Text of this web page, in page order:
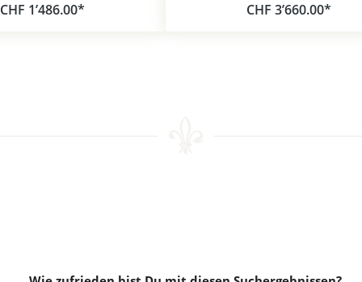
CHF 1’486.00* CHF 3’660.00*